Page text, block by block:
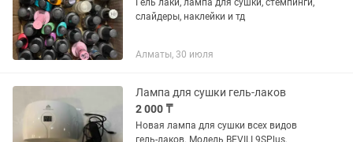
Гель лаки, лампа для сушки, стемпинги,
слайдеры, наклейки и тд
Алматы, 30 июля
Лампа для сушки гель-лаков
2 000 ₸
Новая лампа для сушки всех видов
гель-лаков. Модель BEVILI 9SPlus.